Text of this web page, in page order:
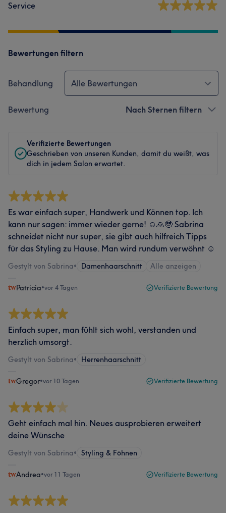
Service
Bewertungen filtern
Behandlung Alle Bewertungen
Bewertung Nach Sternen filtern
Verifizierte Bewertungen
Geschrieben von unseren Kunden, damit du weißt, was
dich in jedem Salon erwartet.
Es war einfach super, Handwerk und Können top. Ich
kann nur sagen: immer wieder gerne! ☺️🙏🤓 Sabrina
schneidet nicht nur super, sie gibt auch hilfreich Tipps
für das Styling zu Hause. Man wird rundum verwöhnt ☺️
Gestylt von Sabrina• Damenhaarschnitt Alle anzeigen
Patricia•vor 4 Tagen Verifizierte Bewertung
Einfach super, man fühlt sich wohl, verstanden und
herzlich umsorgt.
Gestylt von Sabrina• Herrenhaarschnitt
Gregor•vor 10 Tagen Verifizierte Bewertung
Geht einfach mal hin. Neues ausprobieren erweitert
deine Wünsche
Gestylt von Sabrina• Styling & Föhnen
Andrea•vor 11 Tagen Verifizierte Bewertung